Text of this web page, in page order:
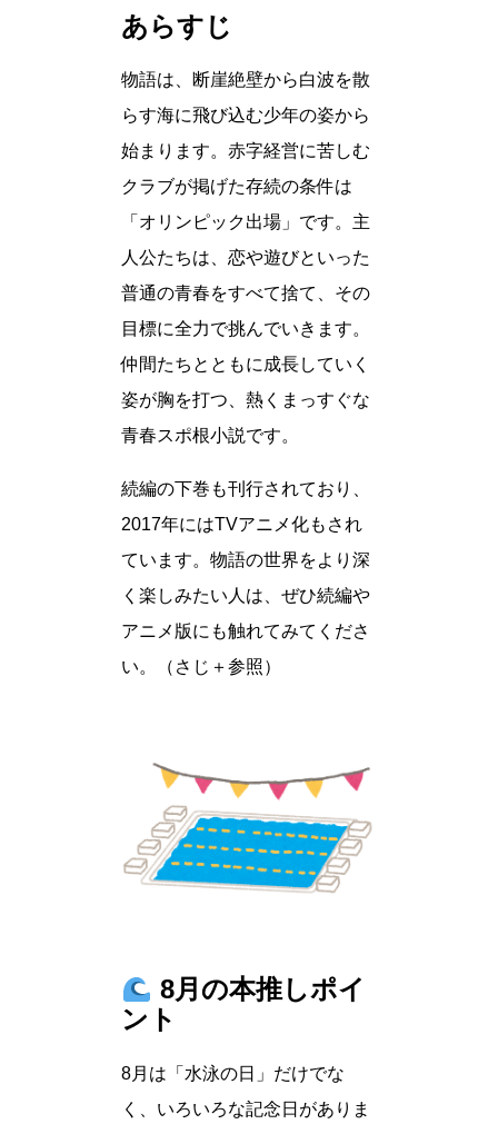
あらすじ
物語は、断崖絶壁から白波を散
らす海に飛び込む少年の姿から
始まります。赤字経営に苦しむ
クラブが掲げた存続の条件は
「オリンピック出場」です。主
人公たちは、恋や遊びといった
普通の青春をすべて捨て、その
目標に全力で挑んでいきます。
仲間たちとともに成長していく
姿が胸を打つ、熱くまっすぐな
青春スポ根小説です。
続編の下巻も刊行されており、
2017年にはTVアニメ化もされ
ています。物語の世界をより深
く楽しみたい人は、ぜひ続編や
アニメ版にも触れてみてくださ
い。（さじ＋参照）
8月の本推しポイ
ント
8月は「水泳の日」だけでな
く、いろいろな記念日がありま